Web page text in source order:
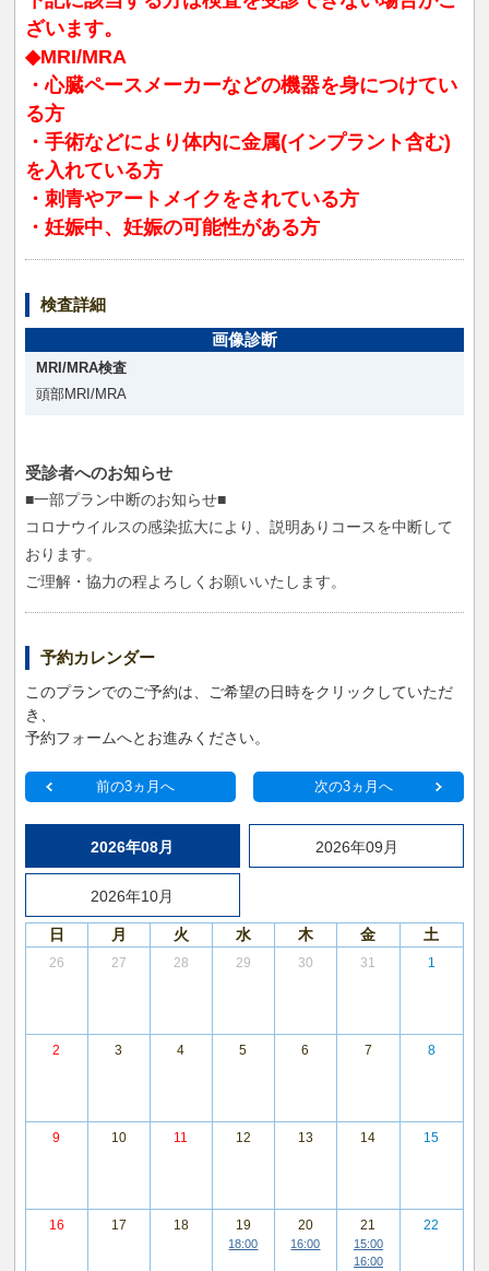
ざいます。
◆MRI/MRA
・心臓ペースメーカーなどの機器を身につけてい
る方
・手術などにより体内に金属(インプラント含む)
を入れている方
・刺青やアートメイクをされている方
・妊娠中、妊娠の可能性がある方
検査詳細
画像診断
MRI/MRA検査
頭部MRI/MRA
受診者へのお知らせ
■一部プラン中断のお知らせ■
コロナウイルスの感染拡大により、説明ありコースを中断して
おります。
ご理解・協力の程よろしくお願いいたします。
予約カレンダー
このプランでのご予約は、ご希望の日時をクリックしていただ
き、
予約フォームへとお進みください。
前の3ヵ月へ 次の3ヵ月へ
2026年08月 2026年09月
2026年10月
日 月 火 水 木 金 土
26 27 28 29 30 31 1
2 3 4 5 6 7 8
9 10 11 12 13 14 15
16 17 18 19
18:00
20
16:00
21
15:00
16:00
22